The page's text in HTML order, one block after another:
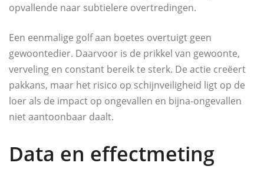
opvallende naar subtielere overtredingen.
Een eenmalige golf aan boetes overtuigt geen
gewoontedier. Daarvoor is de prikkel van gewoonte,
verveling en constant bereik te sterk. De actie creëert
pakkans, maar het risico op schijnveiligheid ligt op de
loer als de impact op ongevallen en bijna-ongevallen
niet aantoonbaar daalt.
Data en effectmeting